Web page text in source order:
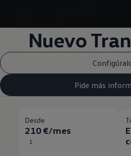
Nuevo
Pide más
Desde
210 €/mes
1